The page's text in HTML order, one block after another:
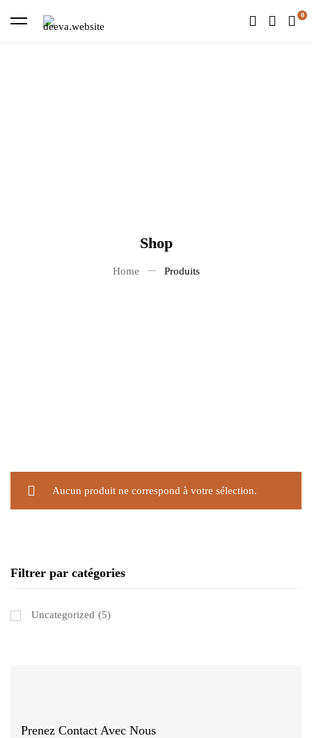
Shop
Home Produits
Filtrer par catégories
Uncategorized (5)
Aucun produit ne correspond à votre sélection.
Prenez Contact Avec Nous